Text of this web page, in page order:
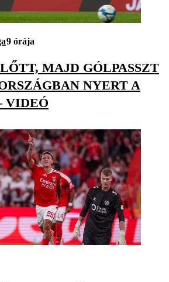
9 órája
MAJD GÓLPASSZT
NYERT A
VIDEÓ